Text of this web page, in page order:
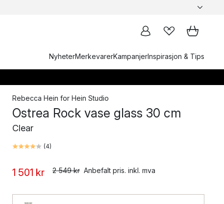
NyheterMerkevarerKampanjerInspirasjon & Tips
Rebecca Hein for Hein Studio
Ostrea Rock vase glass 30 cm
Clear
(4)
1 501 kr 2 549 kr Anbefalt pris. inkl. mva